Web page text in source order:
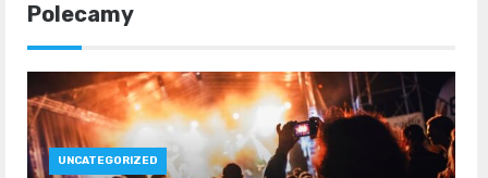
Polecamy
UNCATEGORIZED